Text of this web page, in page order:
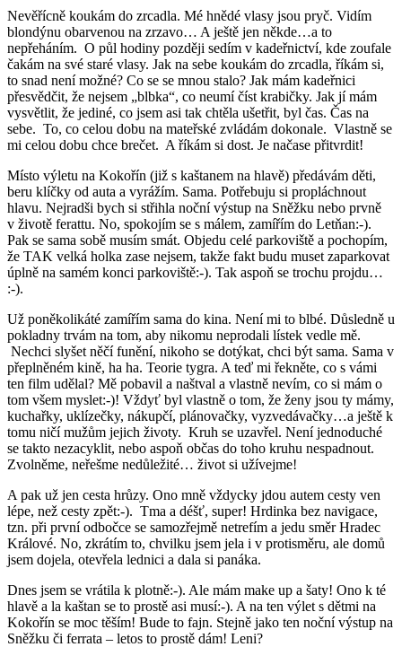
Nevěřícně koukám do zrcadla. Mé hnědé vlasy jsou pryč. Vidím
blondýnu obarvenou na zrzavo… A ještě jen někde…a to
nepřeháním. O půl hodiny později sedím v kadeřnictví, kde zoufale
čakám na své staré vlasy. Jak na sebe koukám do zrcadla, říkám si,
to snad není možné? Co se se mnou stalo? Jak mám kadeřnici
přesvědčit, že nejsem „blbka“, co neumí číst krabičky. Jak jí mám
vysvětlit, že jediné, co jsem asi tak chtěla ušetřit, byl čas. Čas na
sebe. To, co celou dobu na mateřské zvládám dokonale. Vlastně se
mi celou dobu chce brečet. A říkám si dost. Je načase přitvrdit!
Místo výletu na Kokořín (již s kaštanem na hlavě) předávám děti,
beru klíčky od auta a vyrážím. Sama. Potřebuju si propláchnout
hlavu. Nejradši bych si střihla noční výstup na Sněžku nebo prvně
v životě ferattu. No, spokojím se s málem, zamířím do Letňan:-).
Pak se sama sobě musím smát. Objedu celé parkoviště a pochopím,
že TAK velká holka zase nejsem, takže fakt budu muset zaparkovat
úplně na samém konci parkoviště:-). Tak aspoň se trochu projdu…
:-).
Už poněkolikáté zamířím sama do kina. Není mi to blbé. Důsledně u
pokladny trvám na tom, aby nikomu neprodali lístek vedle mě.
Nechci slyšet něčí funění, nikoho se dotýkat, chci být sama. Sama v
přeplněném kině, ha ha. Teorie tygra. A teď mi řekněte, co s vámi
ten film udělal? Mě pobavil a naštval a vlastně nevím, co si mám o
tom všem myslet:-)! Vždyť byl vlastně o tom, že ženy jsou ty mámy,
kuchařky, uklízečky, nákupčí, plánovačky, vyzvedávačky…a ještě k
tomu ničí mužům jejich životy. Kruh se uzavřel. Není jednoduché
se takto nezacyklit, nebo aspoň občas do toho kruhu nespadnout.
Zvolněme, neřešme nedůležité… život si užívejme!
A pak už jen cesta hrůzy. Ono mně vždycky jdou autem cesty ven
lépe, než cesty zpět:-). Tma a déšť, super! Hrdinka bez navigace,
tzn. při první odbočce se samozřejmě netrefím a jedu směr Hradec
Králové. No, zkrátím to, chvilku jsem jela i v protisměru, ale domů
jsem dojela, otevřela lednici a dala si panáka.
Dnes jsem se vrátila k plotně:-). Ale mám make up a šaty! Ono k té
hlavě a la kaštan se to prostě asi musí:-). A na ten výlet s dětmi na
Kokořín se moc těším! Bude to fajn. Stejně jako ten noční výstup na
Sněžku či ferrata – letos to prostě dám! Leni?